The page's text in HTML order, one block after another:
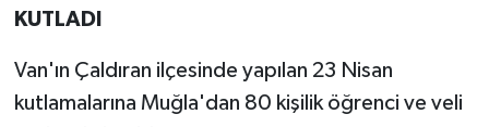
KUTLADI
Van'ın Çaldıran ilçesinde yapılan 23 Nisan
kutlamalarına Muğla'dan 80 kişilik öğrenci ve veli